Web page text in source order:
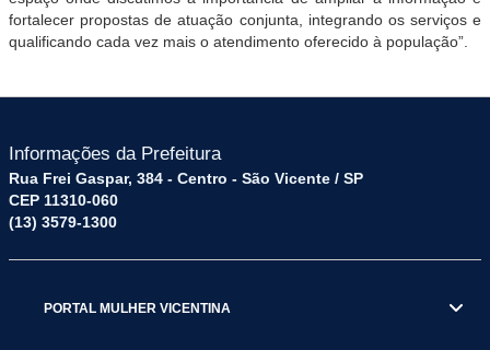
fortalecer propostas de atuação conjunta, integrando os serviços e
qualificando cada vez mais o atendimento oferecido à população”.
Informações da Prefeitura
Rua Frei Gaspar, 384 - Centro - São Vicente / SP
CEP 11310-060
(13) 3579-1300
PORTAL MULHER VICENTINA